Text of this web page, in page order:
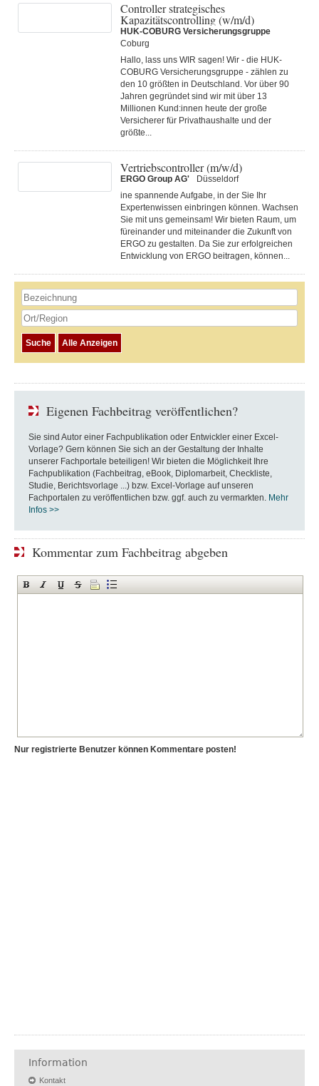
Controller strategisches
Kapazitätscontrolling (w/m/d)
HUK-COBURG Versicherungsgruppe
Coburg
Hallo, lass uns WIR sagen! Wir - die HUK-
COBURG Versicherungsgruppe - zählen zu
den 10 größten in Deutschland. Vor über 90
Jahren gegründet sind wir mit über 13
Millionen Kund:innen heute der große
Versicherer für Privathaushalte und der
größte...
Vertriebscontroller (m/w/d)
ERGO Group AG'
Düsseldorf
ine spannende Aufgabe, in der Sie Ihr
Expertenwissen einbringen können. Wachsen
Sie mit uns gemeinsam! Wir bieten Raum, um
füreinander und miteinander die Zukunft von
ERGO zu gestalten. Da Sie zur erfolgreichen
Entwicklung von ERGO beitragen, können...
Eigenen Fachbeitrag veröffentlichen?
Sie sind Autor einer Fachpublikation oder Entwickler einer Excel-
Vorlage? Gern können Sie sich an der Gestaltung der Inhalte
unserer Fachportale beteiligen! Wir bieten die Möglichkeit Ihre
Fachpublikation (Fachbeitrag, eBook, Diplomarbeit, Checkliste,
Studie, Berichtsvorlage ...) bzw. Excel-Vorlage auf unseren
Fachportalen zu veröffentlichen bzw. ggf. auch zu vermarkten. Mehr
Infos >>
Kommentar zum Fachbeitrag abgeben
Nur registrierte Benutzer können Kommentare posten!
Information
Kontakt